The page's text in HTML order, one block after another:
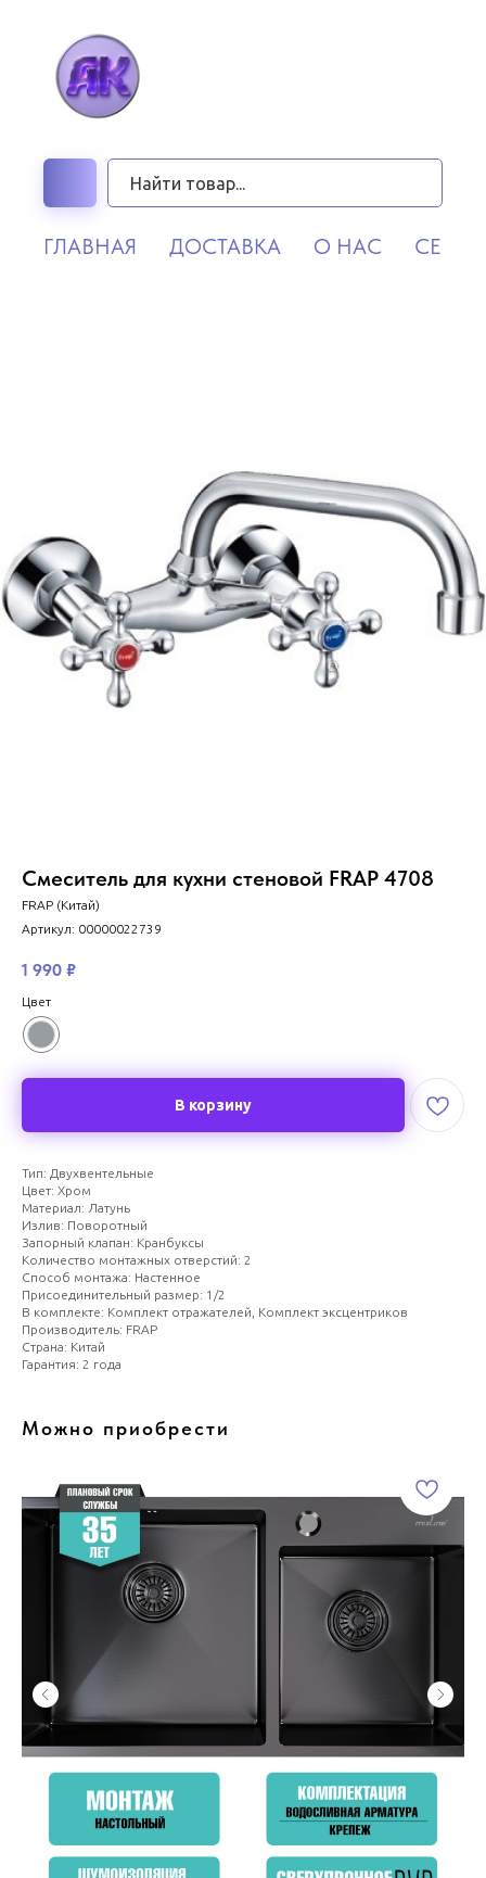
ГЛАВНАЯ ДОСТАВКА О НАС
Смеситель для кухни стеновой FRAP 4708
FRAP (Китай)
Артикул: 00000022739
1 990 ₽
Цвет
В корзину
Тип: Двухвентельные
Цвет: Хром
Материал: Латунь
Излив: Поворотный
Запорный клапан: Кранбуксы
Количество монтажных отверстий: 2
Способ монтажа: Настенное
Присоединительный размер: 1/2
В комплекте: Комплект отражателей, Комплект эксцентриков
Производитель: FRAP
Страна: Китай
Гарантия: 2 года
Можно приобрести